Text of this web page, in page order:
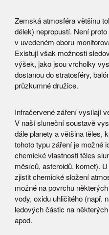
Zemská atmosféra většinu
délek) nepropustí. Není
v uvedeném oboru
Existují však možnosti
výšek, jako jsou vrcholky
dostanou do stratosféry,
průzkumné družice.
Infračervené záření vysílají
V naší sluneční soustavě
dále planety a většina těles,
tohoto typu záření je možné
chemické vlastnosti těles
měsíců, asteroidů, komet).
zjistit chemické složení
možné na povrchu
vody, oxidu uhličitého (např.
ledových částic na
apod.